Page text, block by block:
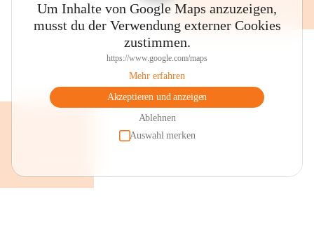
Um Inhalte von Google Maps anzuzeigen,
musst du der Verwendung externer Cookies
zustimmen.
https://www.google.com/maps
Mehr erfahren
Akzeptieren und anzeigen
Ablehnen
Auswahl merken